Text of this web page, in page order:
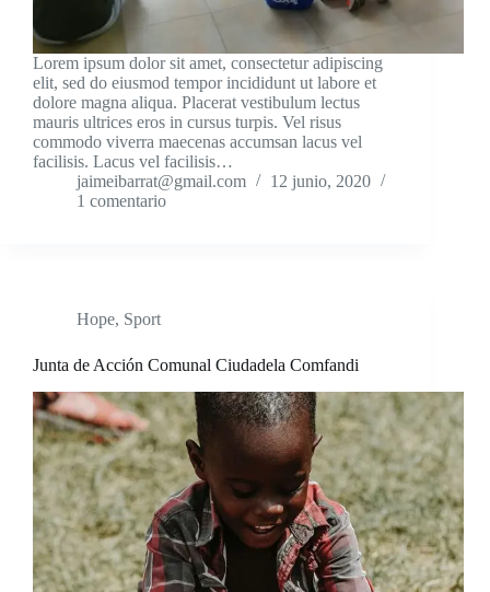
Lorem ipsum dolor sit amet, consectetur adipiscing
elit, sed do eiusmod tempor incididunt ut labore et
dolore magna aliqua. Placerat vestibulum lectus
mauris ultrices eros in cursus turpis. Vel risus
commodo viverra maecenas accumsan lacus vel
facilisis. Lacus vel facilisis…
jaimeibarrat@gmail.com
12 junio, 2020
1 comentario
Hope, Sport
Junta de Acción Comunal Ciudadela Comfandi